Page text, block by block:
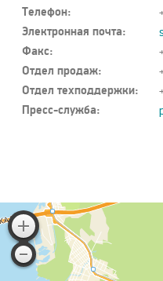
Телефон:
Электронная почта:
Факс:
Отдел продаж:
Отдел техподдержки:
Пресс-служба: